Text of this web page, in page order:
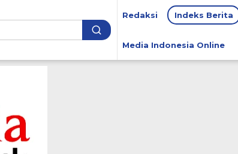
Redaksi Indeks Berita
Media Indonesia Online